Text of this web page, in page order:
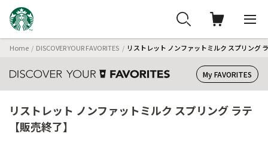
Home DISCOVER YOUR FAVORITES リストレット ノンファットミルク スプリング
My FAVORITES
リストレット ノンファットミルク スプリング ラテ
【販売終了】